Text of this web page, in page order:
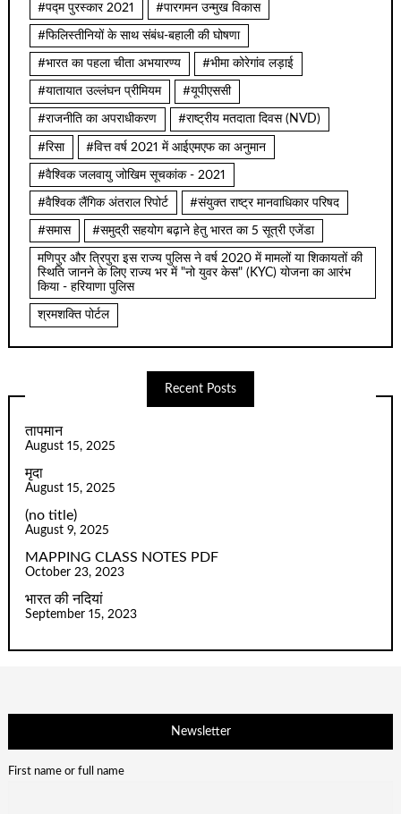
#पद्म पुरस्कार 2021 #पारगमन उन्मुख विकास
#फिलिस्तीनियों के साथ संबंध-बहाली की घोषणा
#भारत का पहला चीता अभयारण्य #भीमा कोरेगांव लड़ाई
#यातायात उल्लंघन प्रीमियम #यूपीएससी
#राजनीति का अपराधीकरण #राष्ट्रीय मतदाता दिवस (NVD)
#रिसा #वित्त वर्ष 2021 में आईएमएफ का अनुमान
#वैश्विक जलवायु जोखिम सूचकांक - 2021
#वैश्विक लैंगिक अंतराल रिपोर्ट #संयुक्त राष्ट्र मानवाधिकार परिषद
#समास #समुद्री सहयोग बढ़ाने हेतु भारत का 5 सूत्री एजेंडा
मणिपुर और त्रिपुरा इस राज्य पुलिस ने वर्ष 2020 में मामलों या शिकायतों की
स्थिति जानने के लिए राज्य भर में "नो युवर केस" (KYC) योजना का आरंभ
किया - हरियाणा पुलिस
श्रमशक्ति पोर्टल
Recent Posts
तापमान
August 15, 2025
मृदा
August 15, 2025
(no title)
August 9, 2025
MAPPING CLASS NOTES PDF
October 23, 2023
भारत की नदियां
September 15, 2023
Newsletter
First name or full name